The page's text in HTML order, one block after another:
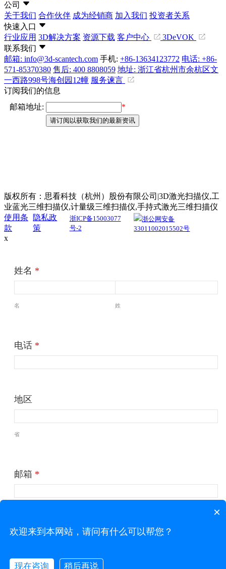
公司
关于我们 合作伙伴 成为经销商 加入我们 投资者关系
快速入口
行业应用 3D解决方案 资源下载 客户中心
3DeVOK
联系我们
邮箱: info@3d-scantech.com 手机: +86-13634123772 电话: +86-
571-85370380 售后: 400 8808059 地址: 浙江省杭州市余杭区文
一西路998号海创园12幢 服务谏言
订阅我们的信息
版权所有：思看科技（杭州）股份有限公司|3D激光扫描仪,工
业蓝光三维扫描仪,计量级三维扫描仪,手持式激光三维扫描仪
使用条
款
隐私政
策
浙ICP备15003077
号-2
浙公网安备
33011002015502号
x
姓名 *
名 姓
电话 *
地区
省
邮箱 *
公司*
×
欢迎来到本网站，请问有什么可以帮您？
现在咨询 稍后再说